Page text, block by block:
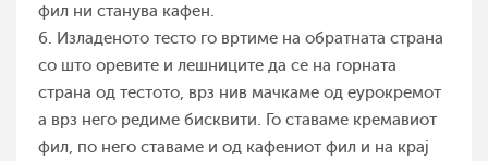
фил ни станува кафен.
6. Изладеното тесто го вртиме на обратната страна
со што оревите и лешниците да се на горната
страна од тестото, врз нив мачкаме од еурокремот
а врз него редиме бисквити. Го ставаме кремавиот
фил, по него ставаме и од кафениот фил и на крај